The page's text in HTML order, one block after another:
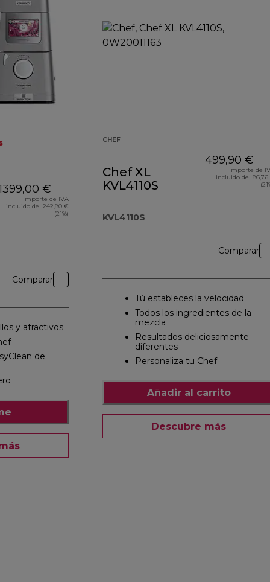
€
Importe de IVA
incluido del 242,80 €
(21%)
Comparar
y atractivos
de
CHEF
Chef XL
KVL4110S
KVL4110S
499,90 €
Importe de
incluido del
Comparar
Tú estableces la velocidad
Todos los ingredientes de la
mezcla
Resultados deliciosamente
diferentes
Personaliza tu Chef
Añadir al carrito
Descubre más